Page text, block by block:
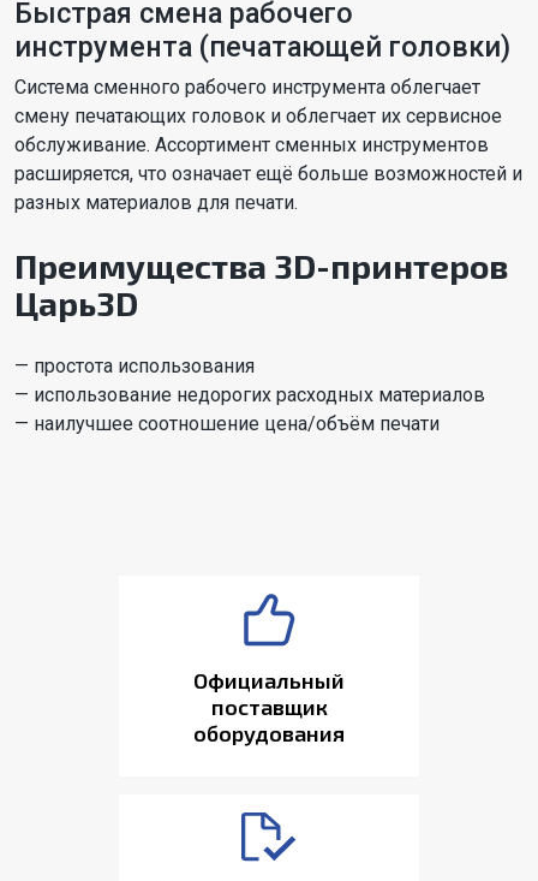
Быстрая смена рабочего
инструмента (печатающей головки)
Система сменного рабочего инструмента облегчает
смену печатающих головок и облегчает их сервисное
обслуживание. Ассортимент сменных инструментов
расширяется, что означает ещё больше возможностей и
разных материалов для печати.
Преимущества 3D-принтеров
Царь3D
— простота использования
— использование недорогих расходных материалов
— наилучшее соотношение цена/объём печати
Официальный
поставщик
оборудования